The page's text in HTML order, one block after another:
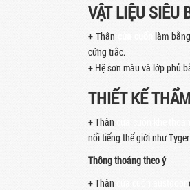
VẬT LIỆU SIÊU
+ Thân
làm
cứng trắc.
+ Hệ sơn màu và lớp phủ
THIẾT KẾ
+ Thân
nổi tiếng thế giới như
Thông thoáng theo ý
+ Thân